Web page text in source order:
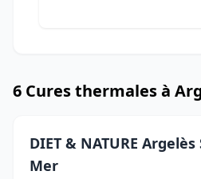
6 Cures thermales à
DIET & NATURE Argelès
Mer